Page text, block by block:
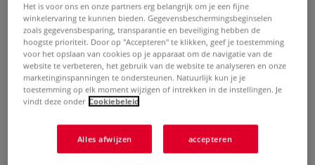
STABILO® | PASTELlove® — 6 + 6-
Het is voor ons en onze partners erg belangrijk om je een fijne
winkelervaring te kunnen bieden. Gegevensbeschermingsbeginselen
zoals gegevensbesparing, transparantie en beveiliging hebben de
hoogste prioriteit. Door op "Accepteren" te klikken, geef je toestemming
voor het opslaan van cookies op je apparaat om de navigatie van de
website te verbeteren, het gebruik van de website te analyseren en onze
marketinginspanningen te ondersteunen. Natuurlijk kun je je
toestemming op elk moment wijzigen of intrekken in de instellingen. Je
vindt deze onder Cookiebeleid
Alles afwijzen accepteren